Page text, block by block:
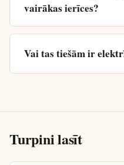
vairākas ierīces?
Vai tas tiešām ir
Turpini lasīt